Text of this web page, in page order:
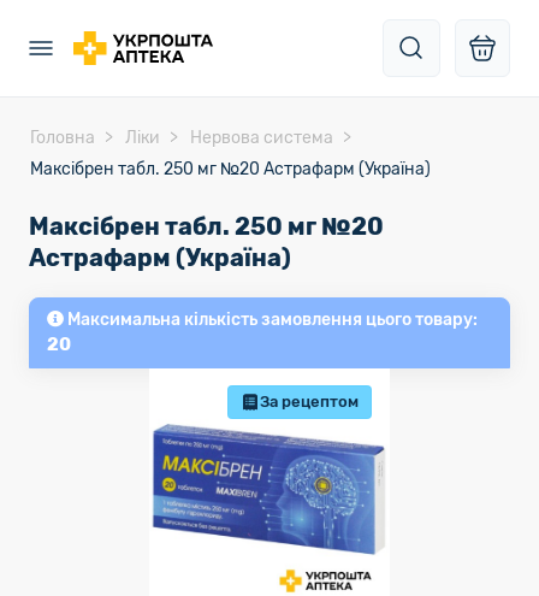
Головна Ліки
Нервова система
Максібрен табл. 250 мг №20 Астрафарм (Україна)
Максібрен табл. 250 мг №20
Астрафарм (Україна)
Максимальна кількість замовлення цього товару:
20
За рецептом